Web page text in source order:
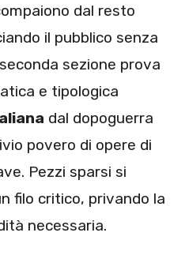
dal resto
il pubblico senza
sezione prova
e tipologica
dal dopoguerra
povero di opere di
Pezzi sparsi si
filo critico, privando la
necessaria.